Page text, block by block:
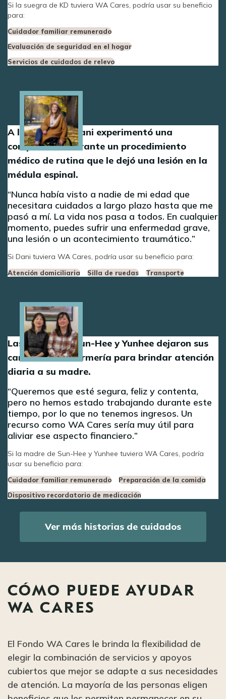
Si la suegra de KD tuviera WA Cares, podría usar su beneficio
para:
Cuidador familiar remunerado
Evaluación de seguridad en el hogar
Servicios de cuidados de relevo
A los 30 años, Dani experimentó una
complicación durante un procedimiento
médico de rutina que le dejó una lesión en la
médula espinal.
Nunca había visto a nadie de mi edad que
necesitara cuidados a largo plazo hasta que me
pasó a mí. La vida nos pasa a todos. En cualquier
momento, puedes sufrir una enfermedad grave,
una lesión o un acontecimiento traumático.
Si Dani tuviera WA Cares, podría usar su beneficio para:
Atención domiciliaria Silla de ruedas Transporte
Image
Las hermanas Sun-Hee y Yunhee dejaron sus
carreras de enfermería para brindar atención
diaria a su madre.
Queremos que esté segura, feliz y contenta,
pero no hemos estado trabajando durante este
tiempo, por lo que no tenemos ingresos. Un
recurso como WA Cares sería muy útil para
aliviar ese aspecto financiero.
Si la madre de Sun-Hee y Yunhee tuviera WA Cares, podría
usar su beneficio para:
Cuidador familiar remunerado
Preparación de la comida
Dispositivo recordatorio de medicación
Image
Ver más historias de cuidados
CÓMO PUEDE AYUDAR
WA CARES
El Fondo WA Cares le brinda la flexibilidad de
elegir la combinación de servicios y apoyos
cubiertos que mejor se adapte a sus necesidades
de atención. La mayoría de las personas eligen